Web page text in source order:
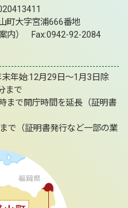
町大字宮浦666番地
内） Fax:0942-92-2084
年始:12月29日～1月3日除
まで
まで開庁時間を延長（証明書
で（証明書発行など一部の業